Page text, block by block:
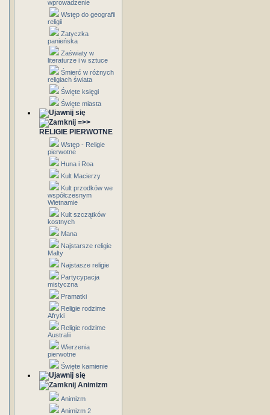
wprowadzenie
Wstęp do geografii
religii
Zatyczka
panieńska
Zaświaty w
literaturze i w sztuce
Śmierć w różnych
religiach świata
Święte księgi
Święte miasta
=>>
RELIGIE PIERWOTNE
Wstęp - Religie
pierwotne
Huna i Roa
Kult Macierzy
Kult przodków we
współczesnym
Wietnamie
Kult szczątków
kostnych
Mana
Najstarsze religie
Malty
Najstasze religie
Partycypacja
mistyczna
Pramatki
Religie rodzime
Afryki
Religie rodzime
Australii
Wierzenia
pierwotne
Święte kamienie
Animizm
Animizm
Animizm 2